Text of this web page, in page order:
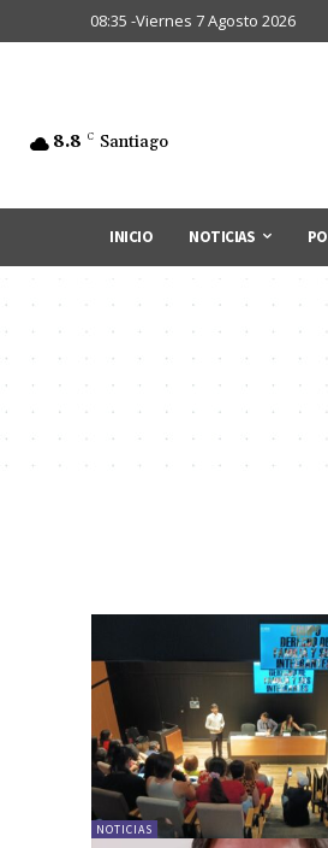
08:35 -Viernes 7 Agosto 2026
8.8 C Santiago
INICIO NOTICIAS
NOTICIAS